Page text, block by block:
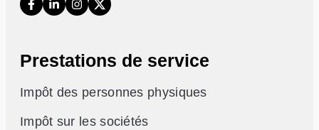
Prestations de service
Impôt des personnes physiques
Impôt sur les sociétés